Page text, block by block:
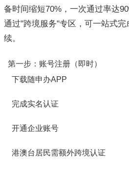
备时间缩短70%，一次通过率达
通过"跨境服务"专区，可一站式
续。
第一步：账号注册（即时）
下载随申办APP
完成实名认证
开通企业账号
港澳台居民需额外跨境认证